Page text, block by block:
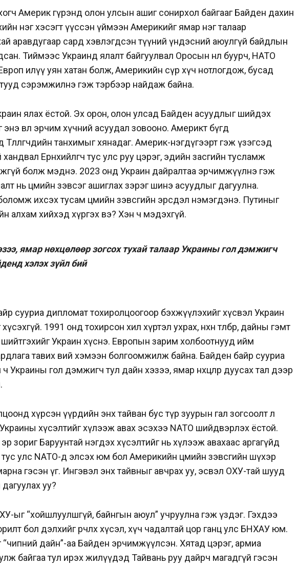
Америк гүрэнд олон улсын ашиг сонирхол байгааг Байден дахин
нэг хэсэгт үүссэн үймээн Америкийг ямар нэг талаар
аравдугаар сард хэвлэгдсэн түүний үндэсний аюулгүй байдлын
Тиймээс Украинд ялалт байгуулвал Оросын нөлөө буурч, НАТО
илүү уян хатан болж, Америкийн сүр хүч нотлогдож, бусад
сэрэмжилнэ гэж тэрбээр найдаж байна.
ялах ёстой. Эх орон, олон улсад Байден асуудлыг шийдэх
өвөл эрчим хүчний асуудал зовооно. Америкт бүгд
танхимыг хянадаг. Америк-нэгдүгээрт гэж үзэгсэд
Ерөнхийлөгч тус улс руу цэрэг, эдийн засгийн тусламж
болж мэднэ. 2023 онд Украин дайралтаа эрчимжүүлнэ гэж
нь цөмийн зэвсэг ашиглах зэрэг шинэ асуудлыг дагуулна.
ихсэх тусам цөмийн зэвсгийн эрсдэл нэмэгдэнэ. Путиныг
алхам хийхэд хүргэх вэ? Хэн ч мэдэхгүй.
ямар нөхцөлөөр зогсох тухай талаар Украины гол дэмжигч
хэлэх зүйл бий
сууриа дипломат тохиролцоогоор бэхжүүлэхийг хүсвэл Украин
хүсэхгүй. 1991 онд тохирсон хил хүртэл ухрах, нөхөн төлбөр, дайны гэмт
шийтгэхийг Украин хүснэ. Европын зарим холбоотнууд ийм
тавих вий хэмээн болгоомжилж байна. Байден байр сууриа
Украины гол дэмжигч тул дайн хэзээ, ямар нөхцөлөөр дуусах тал дээр
хүрсэн үүрдийн энх тайван бус түр зуурын гал зогсоолт л
хүсэлтийг хүлээж авах эсэхээ NАТО шийдвэрлэх ёстой.
зориг Баруунтай нэгдэх хүсэлтийг нь хүлээж авахаас аргагүйд
тус улс NАТО-д элсэх юм бол Америкийн цөмийн зэвсгийн шүхэр
гэсэн үг. Ингэвэл энх тайвныг авчрах уу, эсвэл ОХУ-тай шууд
дагуулах уу?
ыг “хойшлуулшгүй, байнгын аюул” учруулна гэж үздэг. Гэхдээ
бол дэлхийг өөрчлөх хүсэл, хүч чадалтай цор ганц улс БНХАУ юм.
дайн”-аа Байден эрчимжүүлсэн. Хятад цэрэг, армиа
байгаа тул ирэх жилүүдэд Тайвань руу дайрч магадгүй гэсэн